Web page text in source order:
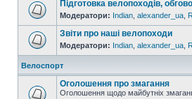
Підготовка велопоходів,
Модератори: Indian alexander_ua
Звіти про наші велопоходи
Модератори: Indian alexander_ua
Велоспорт
Оголошення про змагання
Оголошення щодо майбутніх